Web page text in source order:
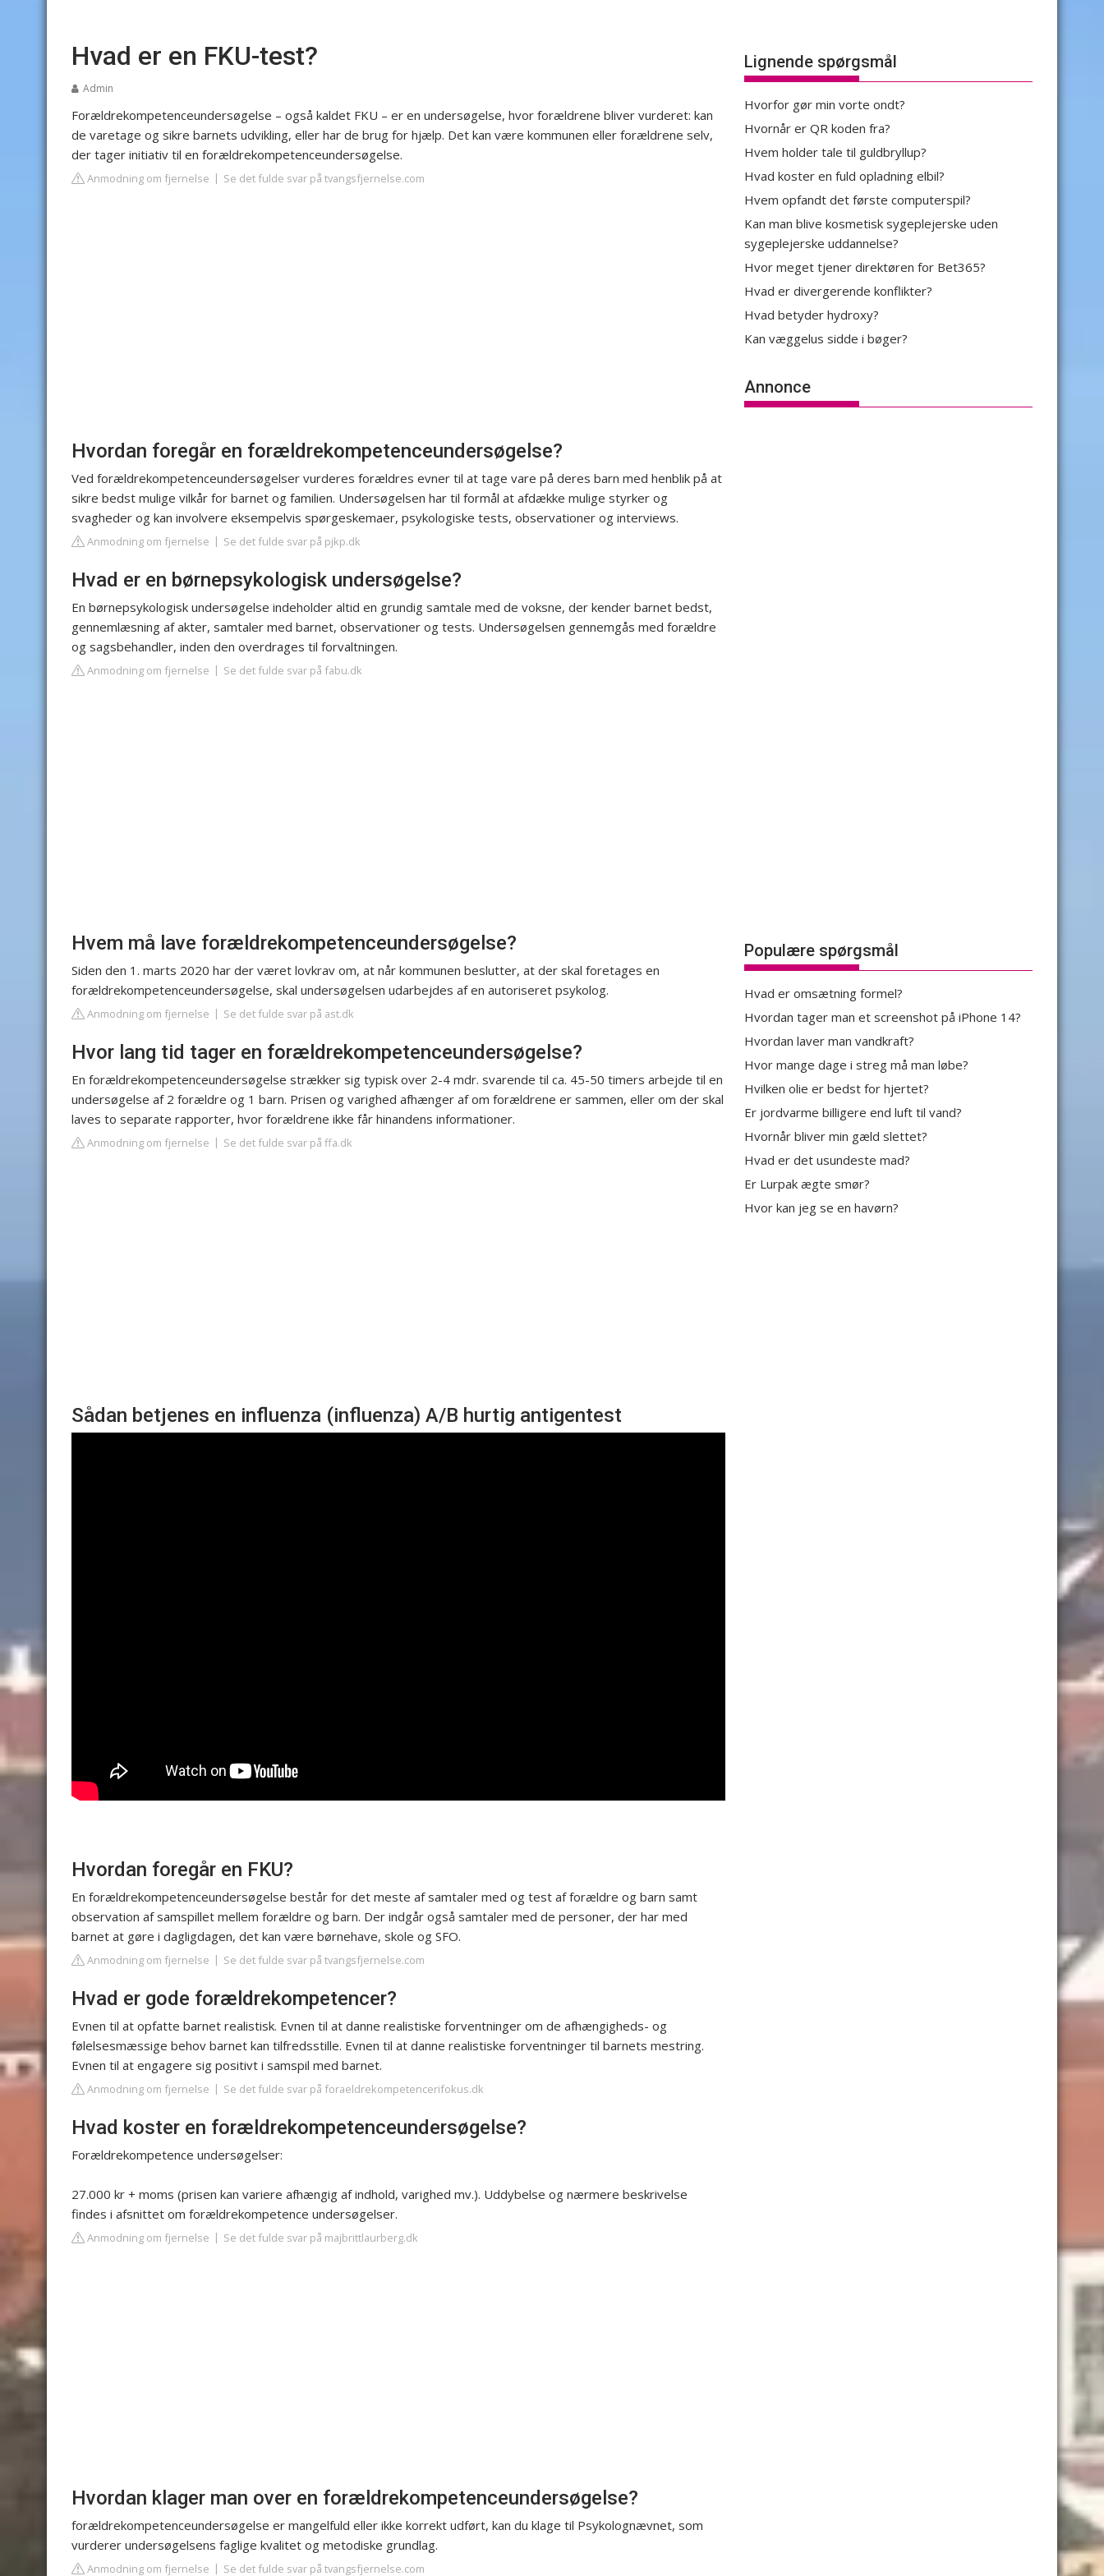
Hvad er en FKU-test?
Admin
Forældrekompetenceundersøgelse – også kaldet FKU – er en undersøgelse, hvor forældrene bliver vurderet: kan
de varetage og sikre barnets udvikling, eller har de brug for hjælp. Det kan være kommunen eller forældrene selv,
der tager initiativ til en forældrekompetenceundersøgelse.
Anmodning om fjernelse Se det fulde svar på tvangsfjernelse.com
Hvordan foregår en forældrekompetenceundersøgelse?
Ved forældrekompetenceundersøgelser vurderes forældres evner til at tage vare på deres barn med henblik på at
sikre bedst mulige vilkår for barnet og familien. Undersøgelsen har til formål at afdække mulige styrker og
svagheder og kan involvere eksempelvis spørgeskemaer, psykologiske tests, observationer og interviews.
Anmodning om fjernelse Se det fulde svar på pjkp.dk
Hvad er en børnepsykologisk undersøgelse?
En børnepsykologisk undersøgelse indeholder altid en grundig samtale med de voksne, der kender barnet bedst,
gennemlæsning af akter, samtaler med barnet, observationer og tests. Undersøgelsen gennemgås med forældre
og sagsbehandler, inden den overdrages til forvaltningen.
Anmodning om fjernelse Se det fulde svar på fabu.dk
Hvem må lave forældrekompetenceundersøgelse?
Siden den 1. marts 2020 har der været lovkrav om, at når kommunen beslutter, at der skal foretages en
forældrekompetenceundersøgelse, skal undersøgelsen udarbejdes af en autoriseret psykolog.
Anmodning om fjernelse Se det fulde svar på ast.dk
Hvor lang tid tager en forældrekompetenceundersøgelse?
En forældrekompetenceundersøgelse strækker sig typisk over 2-4 mdr. svarende til ca. 45-50 timers arbejde til en
undersøgelse af 2 forældre og 1 barn. Prisen og varighed afhænger af om forældrene er sammen, eller om der skal
laves to separate rapporter, hvor forældrene ikke får hinandens informationer.
Anmodning om fjernelse Se det fulde svar på ffa.dk
Sådan betjenes en influenza (influenza) A/B hurtig antigentest
Hvordan foregår en FKU?
En forældrekompetenceundersøgelse består for det meste af samtaler med og test af forældre og barn samt
observation af samspillet mellem forældre og barn. Der indgår også samtaler med de personer, der har med
barnet at gøre i dagligdagen, det kan være børnehave, skole og SFO.
Anmodning om fjernelse Se det fulde svar på tvangsfjernelse.com
Hvad er gode forældrekompetencer?
Evnen til at opfatte barnet realistisk. Evnen til at danne realistiske forventninger om de afhængigheds- og
følelsesmæssige behov barnet kan tilfredsstille. Evnen til at danne realistiske forventninger til barnets mestring.
Evnen til at engagere sig positivt i samspil med barnet.
Anmodning om fjernelse Se det fulde svar på foraeldrekompetencerifokus.dk
Hvad koster en forældrekompetenceundersøgelse?
Forældrekompetence undersøgelser:
27.000 kr + moms (prisen kan variere afhængig af indhold, varighed mv.). Uddybelse og nærmere beskrivelse
findes i afsnittet om forældrekompetence undersøgelser.
Anmodning om fjernelse Se det fulde svar på majbrittlaurberg.dk
Hvordan klager man over en forældrekompetenceundersøgelse?
forældrekompetenceundersøgelse er mangelfuld eller ikke korrekt udført, kan du klage til Psykolognævnet, som
vurderer undersøgelsens faglige kvalitet og metodiske grundlag.
Anmodning om fjernelse Se det fulde svar på tvangsfjernelse.com
Lignende spørgsmål
Hvorfor gør min vorte ondt?
Hvornår er QR koden fra?
Hvem holder tale til guldbryllup?
Hvad koster en fuld opladning elbil?
Hvem opfandt det første computerspil?
Kan man blive kosmetisk sygeplejerske uden
sygeplejerske uddannelse?
Hvor meget tjener direktøren for Bet365?
Hvad er divergerende konflikter?
Hvad betyder hydroxy?
Kan væggelus sidde i bøger?
Annonce
Populære spørgsmål
Hvad er omsætning formel?
Hvordan tager man et screenshot på iPhone 14?
Hvordan laver man vandkraft?
Hvor mange dage i streg må man løbe?
Hvilken olie er bedst for hjertet?
Er jordvarme billigere end luft til vand?
Hvornår bliver min gæld slettet?
Hvad er det usundeste mad?
Er Lurpak ægte smør?
Hvor kan jeg se en havørn?